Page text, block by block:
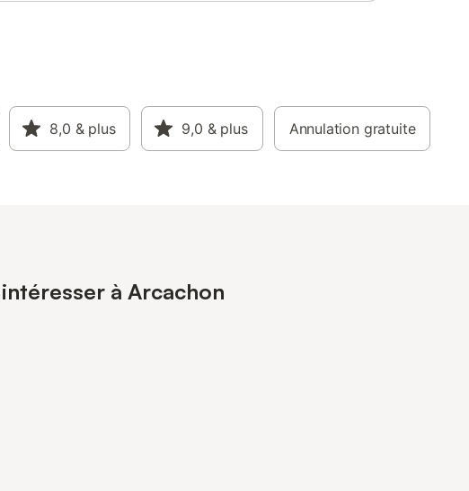
8,0 & plus 9,0 & plus Annulation gratuite
à Arcachon